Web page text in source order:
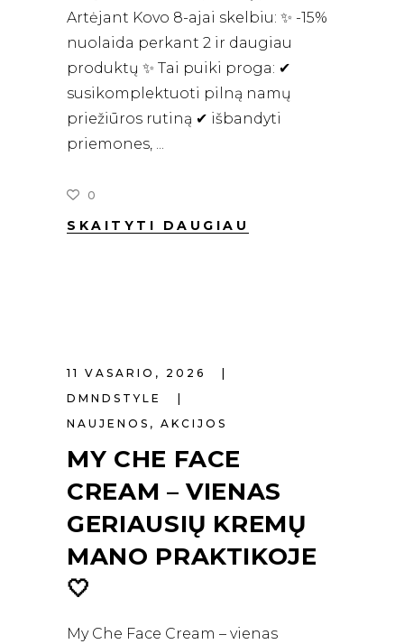
Artėjant Kovo 8-ajai skelbiu: ✨ -15%
nuolaida perkant 2 ir daugiau
produktų ✨ Tai puiki proga: ✔
susikomplektuoti pilną namų
priežiūros rutiną ✔ išbandyti
priemones,
0
SKAITYTI DAUGIAU
11 VASARIO, 2026
DMNDSTYLE
NAUJENOS , AKCIJOS
MY CHE FACE
CREAM – VIENAS
GERIAUSIŲ KREMŲ
MANO PRAKTIKOJE
🤍
My Che Face Cream – vienas